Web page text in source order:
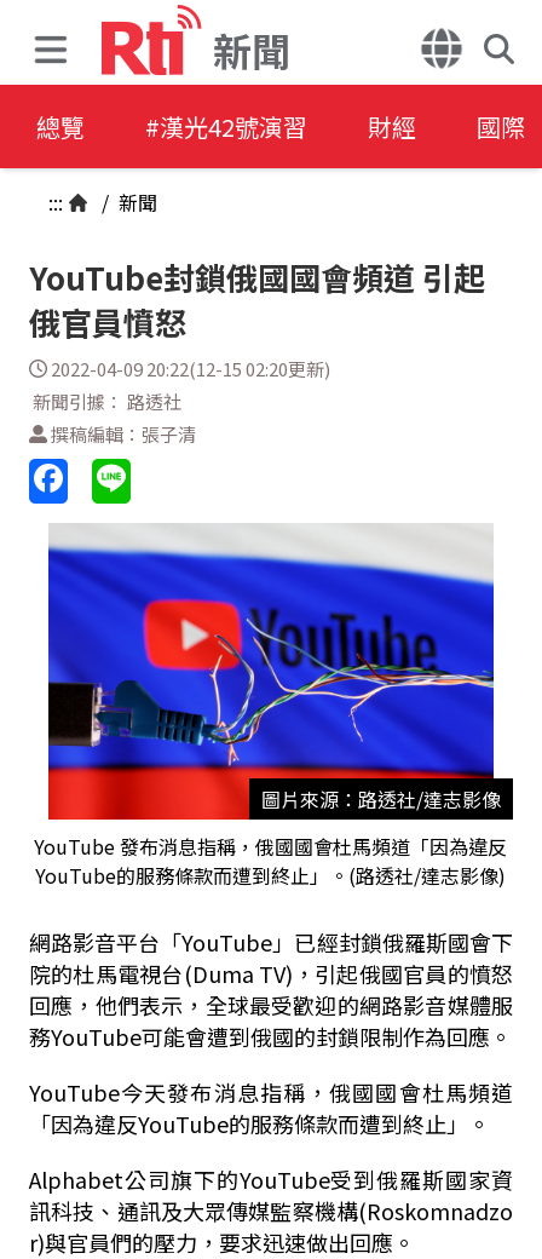
新聞
總覽 #漢光42號演習 財經 國際
::: / 新聞
YouTube封鎖俄國國會頻道 引起
俄官員憤怒
2022-04-09 20:22(12-15 02:20更新)
新聞引據： 路透社
撰稿編輯：張子清
圖片來源：路透社/達志影像
YouTube 發布消息指稱，俄國國會杜馬頻道「因為違反
YouTube的服務條款而遭到終止」。(路透社/達志影像)
網路影音平台「YouTube」已經封鎖俄羅斯國會下
院的杜馬電視台(Duma TV)，引起俄國官員的憤怒
回應，他們表示，全球最受歡迎的網路影音媒體服
務YouTube可能會遭到俄國的封鎖限制作為回應。
YouTube今天發布消息指稱，俄國國會杜馬頻道
「因為違反YouTube的服務條款而遭到終止」。
Alphabet公司旗下的YouTube受到俄羅斯國家資
訊科技、通訊及大眾傳媒監察機構(Roskomnadzo
r)與官員們的壓力，要求迅速做出回應。